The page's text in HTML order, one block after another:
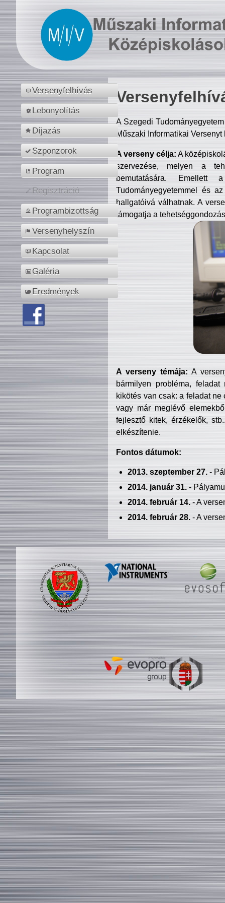
Versenyfelhívás
Lebonyolítás
Díjazás
Szponzorok
Program
Regisztráció
Programbizottság
Versenyhelyszín
Kapcsolat
Galéria
Eredmények
A Szegedi
Műszaki Informatikai
A verseny célja: A
szervezése, melyen a
bemutatására. Emellett
Tudományegyetemmel és
hallgatóivá válhatnak. A
támogatja a
A verseny témája: A
bármilyen probléma, feladat
kikötés van csak: a feladat
vagy már meglévő
fejlesztő kitek, érzékelők,
elkészítenie.
Fontos dátumok:
2013. szeptember 27.-
2014. január 31.-
2014. február 14.- A
2014. február 28.- A